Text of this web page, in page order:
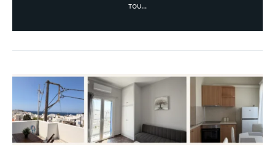
του...